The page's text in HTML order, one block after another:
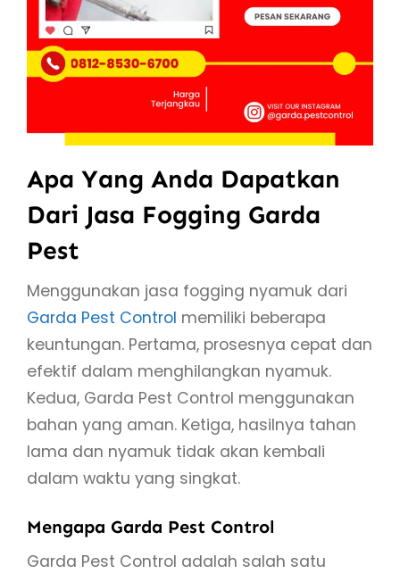
Apa Yang Anda Dapatkan
Dari Jasa Fogging Garda
Pest
Menggunakan jasa fogging nyamuk dari
Garda Pest Control memiliki beberapa
keuntungan. Pertama, prosesnya cepat dan
efektif dalam menghilangkan nyamuk.
Kedua, Garda Pest Control menggunakan
bahan yang aman. Ketiga, hasilnya tahan
lama dan nyamuk tidak akan kembali
dalam waktu yang singkat.
Mengapa Garda Pest Control
Garda Pest Control adalah salah satu